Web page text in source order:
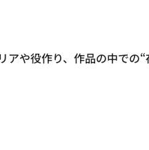
や役作り、作品の中で